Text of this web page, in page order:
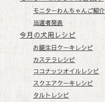
モニターわんちゃんご紹介
当選者発表
今月の犬用レシピ
お誕生日ケーキレシピ
カステラレシピ
ココナッツオイルレシピ
スクエアケーキレシピ
タルトレシピ